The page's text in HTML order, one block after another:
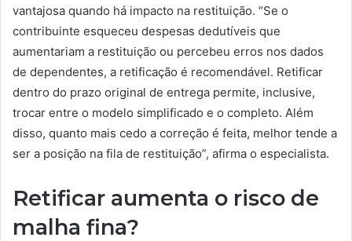
vantajosa quando há impacto na restituição. “Se o
contribuinte esqueceu despesas dedutíveis que
aumentariam a restituição ou percebeu erros nos dados
de dependentes, a retificação é recomendável. Retificar
dentro do prazo original de entrega permite, inclusive,
trocar entre o modelo simplificado e o completo. Além
disso, quanto mais cedo a correção é feita, melhor tende a
ser a posição na fila de restituição”, afirma o especialista.
Retificar aumenta o risco de
malha fina?